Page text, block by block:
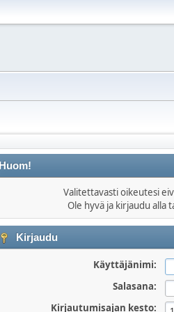
Huom!
Valitettavasti oikeutesi
Ole hyvä ja kirjaudu alla
Kirjaudu
Käyttäjänimi:
Salasana:
Kirjautumisajan kesto: